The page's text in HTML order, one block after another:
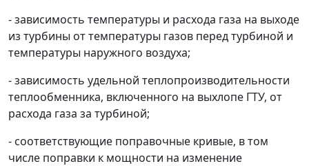
- зависимость температуры и расхода газа на выходе
из турбины от температуры газов перед турбиной и
температуры наружного воздуха;
- зависимость удельной теплопроизводительности
теплообменника, включенного на выхлопе ГТУ, от
расхода газа за турбиной;
- соответствующие поправочные кривые, в том
числе поправки к мощности на изменение